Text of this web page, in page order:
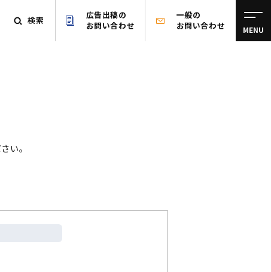
検索
広告出稿の
お問い合わせ
一般の
お問い合わせ
MENU
い。